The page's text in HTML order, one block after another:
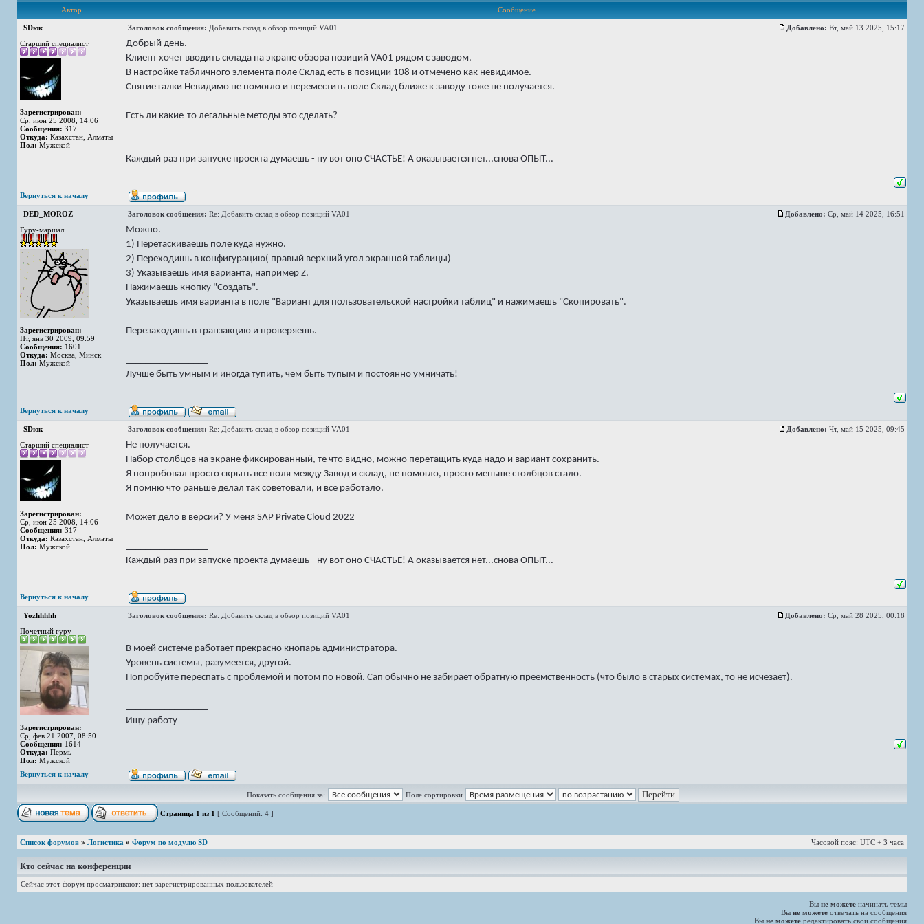
Автор Сообщение
SDюк Заголовок сообщения: Добавить склад в обзор позиций VA01 Добавлено: Вт, май 13 2025, 15:17
Старший специалист
Зарегистрирован:
Ср, июн 25 2008, 14:06
Сообщения: 317
Откуда: Казахстан, Алматы
Пол: Мужской
Добрый день.
Клиент хочет вводить склада на экране обзора позиций VA01 рядом с заводом.
В настройке табличного элемента поле Склад есть в позиции 108 и отмечено как невидимое.
Снятие галки Невидимо не помогло и переместить поле Склад ближе к заводу тоже не получается.
Есть ли какие-то легальные методы это сделать?
Каждый раз при запуске проекта думаешь - ну вот оно СЧАСТЬЕ! А оказывается нет...снова ОПЫТ...
Вернуться к началу
DED_MOROZ Заголовок сообщения: Re: Добавить склад в обзор позиций VA01 Добавлено: Ср, май 14 2025, 16:51
Гуру-маршал
Зарегистрирован:
Пт, янв 30 2009, 09:59
Сообщения: 1601
Откуда: Москва, Минск
Пол: Мужской
Можно.
1) Перетаскиваешь поле куда нужно.
2) Переходишь в конфигурацию( правый верхний угол экранной таблицы)
3) Указываешь имя варианта, например Z.
Нажимаешь кнопку "Создать".
Указываешь имя варианта в поле "Вариант для пользовательской настройки таблиц" и нажимаешь "Скопировать".
Перезаходишь в транзакцию и проверяешь.
Лучше быть умным и иногда тупить, чем быть тупым и постоянно умничать!
Вернуться к началу
SDюк Заголовок сообщения: Re: Добавить склад в обзор позиций VA01 Добавлено: Чт, май 15 2025, 09:45
Старший специалист
Зарегистрирован:
Ср, июн 25 2008, 14:06
Сообщения: 317
Откуда: Казахстан, Алматы
Пол: Мужской
Не получается.
Набор столбцов на экране фиксированный, те что видно, можно перетащить куда надо и вариант сохранить.
Я попробовал просто скрыть все поля между Завод и склад, не помогло, просто меньше столбцов стало.
Я помню что раньше делал так советовали, и все работало.
Может дело в версии? У меня SAP Private Cloud 2022
Каждый раз при запуске проекта думаешь - ну вот оно СЧАСТЬЕ! А оказывается нет...снова ОПЫТ...
Вернуться к началу
Yozhhhhh Заголовок сообщения: Re: Добавить склад в обзор позиций VA01 Добавлено: Ср, май 28 2025, 00:18
Почетный гуру
Зарегистрирован:
Ср, фев 21 2007, 08:50
Сообщения: 1614
Откуда: Пермь
Пол: Мужской
В моей системе работает прекрасно кнопарь администратора.
Уровень системы, разумеется, другой.
Попробуйте переспать с проблемой и потом по новой. Сап обычно не забирает обратную преемственность (что было в старых системах, то не исчезает).
Ищу работу
Вернуться к началу
Показать сообщения за: Поле сортировки
Страница 1 из 1 [ Сообщений: 4 ]
Список форумов » Логистика » Форум по модулю SD Часовой пояс: UTC + 3 часа
Кто сейчас на конференции
Сейчас этот форум просматривают: нет зарегистрированных пользователей
Вы не можете начинать темы
Вы не можете отвечать на сообщения
Вы не можете редактировать свои сообщения